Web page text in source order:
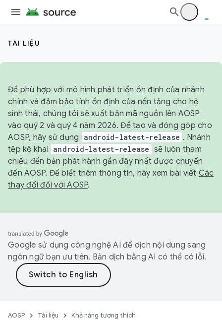
TÀI LIỆU
Để phù hợp với mô hình phát triển ổn định của nhánh
chính và đảm bảo tính ổn định của nền tảng cho hệ
sinh thái, chúng tôi sẽ xuất bản mã nguồn lên AOSP
vào quý 2 và quý 4 năm 2026. Để tạo và đóng góp cho
AOSP, hãy sử dụng
android-latest-release . Nhánh
tệp kê khai android-latest-release sẽ luôn tham
chiếu đến bản phát hành gần đây nhất được chuyển
đến AOSP. Để biết thêm thông tin, hãy xem bài viết Các
thay đổi đối với AOSP.
Google sử dụng công nghệ AI để dịch nội dung sang
ngôn ngữ bạn ưu tiên. Bản dịch bằng AI có thể có lỗi.
AOSP Tài liệu Khả năng tương thích